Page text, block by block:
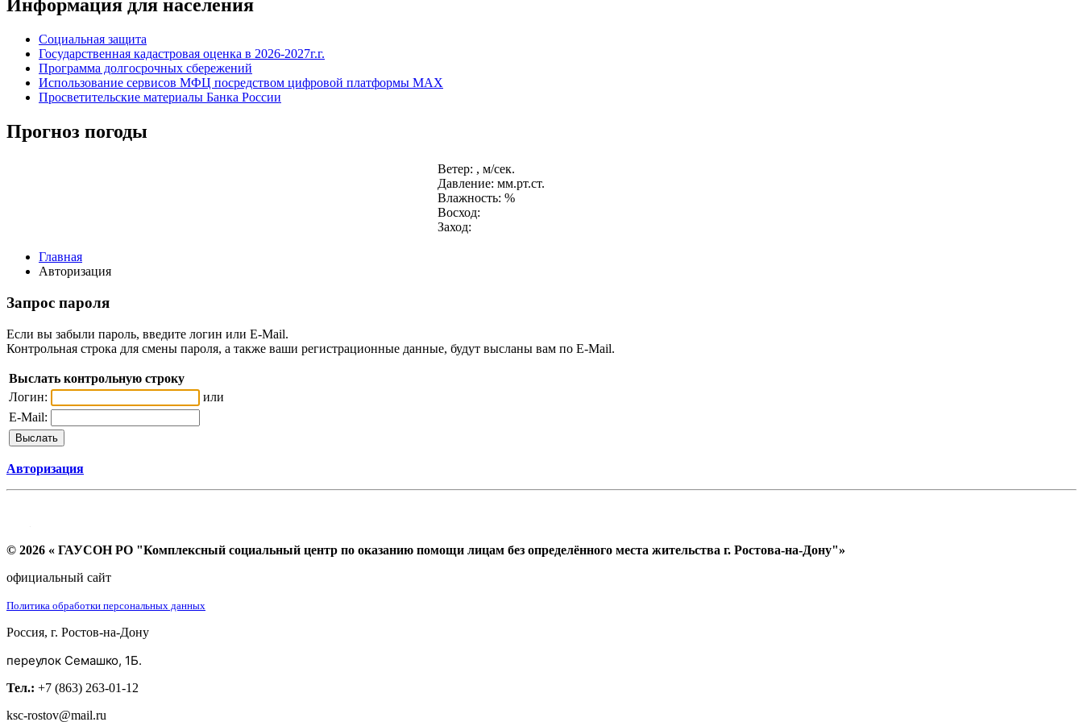
Информация для населения
Социальная защита
Государственная кадастровая оценка в 2026-2027г.г.
Программа долгосрочных сбережений
Использование сервисов МФЦ посредством цифровой платформы MAX
Просветительские материалы Банка России
Прогноз погоды
Ветер: , м/сек.
Давление: мм.рт.ст.
Влажность: %
Восход:
Заход:
Главная
Авторизация
Запрос пароля
Если вы забыли пароль, введите логин или E-Mail.
Контрольная строка для смены пароля, а также ваши регистрационные данные, будут высланы вам по E-Mail.
Выслать контрольную строку
Логин:
или
E-Mail:
Авторизация
© 2026 « ГАУСОН РО "Комплексный социальный центр по оказанию помощи лицам без определённого места жительства г. Ростова-на-Дону"»
официальный сайт
Политика обработки персональных данных
Россия, г. Ростов-на-Дону
переулок Семашко, 1Б.
Тел.: +7 (863) 263-01-12
ksc-rostov@mail.ru